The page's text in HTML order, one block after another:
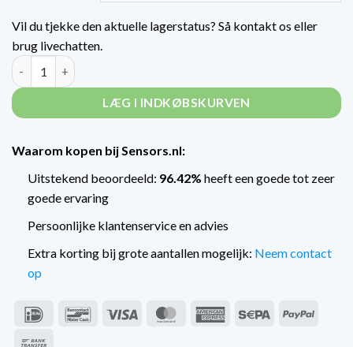
Vil du tjekke den aktuelle lagerstatus? Så kontakt os eller
brug livechatten.
Accessory Kits DIN EN 61518 / IEC 61518 mængde
LÆG I INDKØBSKURVEN
Waarom kopen bij Sensors.nl:
Uitstekend beoordeeld: 96.42% heeft een goede tot zeer
goede ervaring
Persoonlijke klantenservice en advies
Extra korting bij grote aantallen mogelijk: Neem contact
op
IDeal BancontactVisum MasterCardAmerican Sepa
PayPal